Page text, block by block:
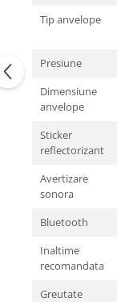
Tip anvelope
Presiune
Dimensiune
anvelope
Sticker
reflectorizant
Avertizare
sonora
Bluetooth
Inaltime
recomandata
Greutate